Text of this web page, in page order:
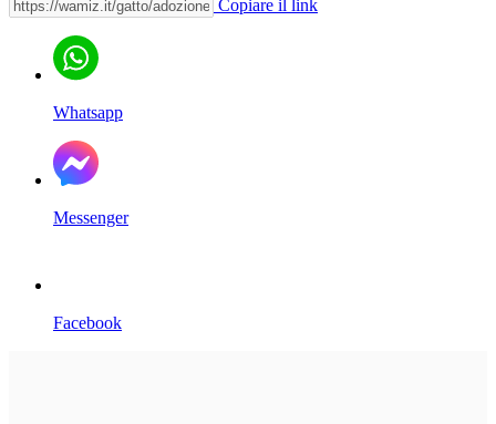
Copiare il link
Whatsapp
Messenger
Facebook